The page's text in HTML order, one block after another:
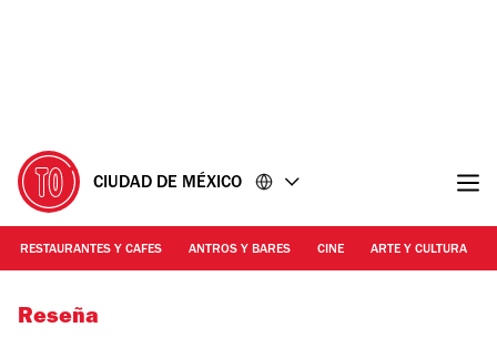
CIUDAD DE MÉXICO
RESTAURANTES Y CAFES ANTROS Y BARES CINE ARTE Y CULTURA
Ariette Armella
Reseña